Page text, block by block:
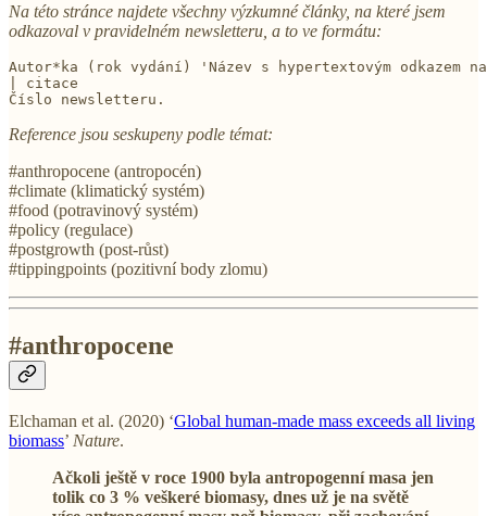
Na této stránce najdete všechny výzkumné články, na které jsem
odkazoval v pravidelném newsletteru, a to ve formátu:
Autor*ka (rok vydání) 'Název s hypertextovým
| citace
Číslo newsletteru.
Reference jsou seskupeny podle témat:
#anthropocene (antropocén)
#climate (klimatický systém)
#food (potravinový systém)
#policy (regulace)
#postgrowth (post-růst)
#tippingpoints (pozitivní body zlomu)
#anthropocene
Elchaman et al. (2020) ‘Global human-made mass exceeds all living
biomass’ Nature.
Ačkoli ještě v roce 1900 byla antropogenní masa jen
tolik co 3 % veškeré biomasy, dnes už je na světě